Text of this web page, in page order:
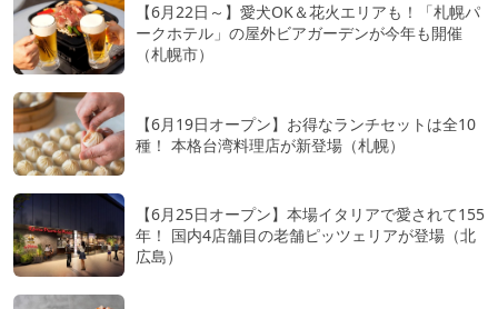
【6月22日～】愛犬OK＆花火エリアも！「札幌パ
ークホテル」の屋外ビアガーデンが今年も開催
（札幌市）
【6月19日オープン】お得なランチセットは全10
種！ 本格台湾料理店が新登場（札幌）
【6月25日オープン】本場イタリアで愛されて155
年！ 国内4店舗目の老舗ピッツェリアが登場（北
広島）